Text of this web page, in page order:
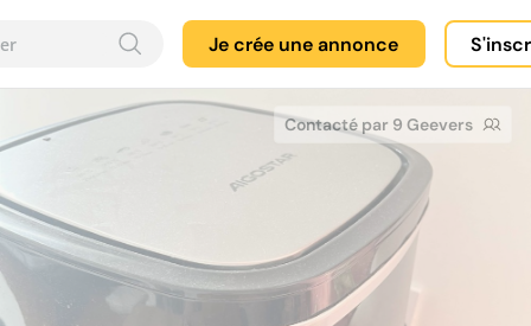
Je crée une annonce
Contacté par 9 Geevers